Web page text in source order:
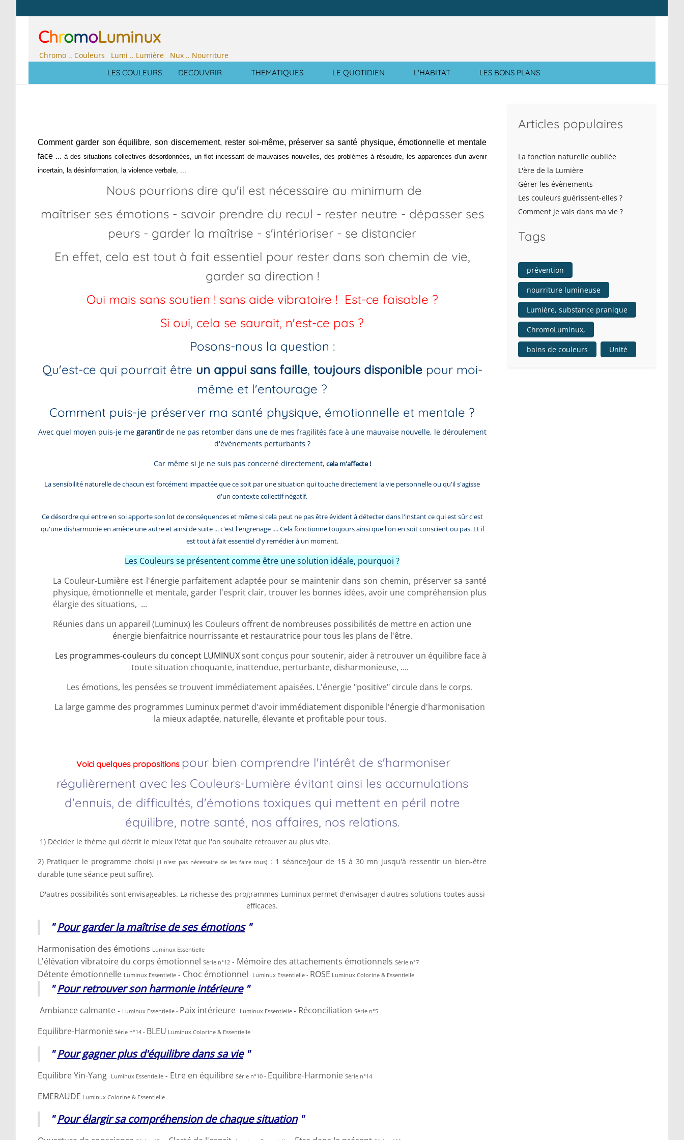
ChromoLuminux
Chromo .. Couleurs Lumi .. Lumière Nux .. Nourriture
LES COULEURS
DECOUVRIR THEMATIQUES LE QUOTIDIEN L'HABITAT LES BONS PLANS
Comment garder son équilibre, son discernement, rester soi-même, préserver sa santé physique, émotionnelle et mentale
face ... à des situations collectives désordonnées, un flot incessant de mauvaises nouvelles, des problèmes à résoudre, les apparences d'un avenir
incertain, la désinformation, la violence verbale, ...
Nous pourrions dire qu'il est nécessaire au minimum de
maîtriser ses émotions - savoir prendre du recul - rester neutre - dépasser ses
peurs - garder la maîtrise - s'intérioriser - se distancier
En effet, cela est tout à fait essentiel pour rester dans son chemin de vie,
garder sa direction !
Oui mais sans soutien ! sans aide vibratoire ! Est-ce faisable ?
Si oui, cela se saurait, n'est-ce pas ?
Posons-nous la question :
Qu'est-ce qui pourrait être un appui sans faille, toujours disponiblepour moi-
même et l'entourage ?
Comment puis-je préserver ma santé physique, émotionnelle et mentale ?
Avec quel moyen puis-je me garantirde ne pas retomber dans une de mes fragilités face à une mauvaise nouvelle, le déroulement
d'évènements perturbants ?
Car même si je ne suis pas concerné directement, cela m'affecte !
La sensibilité naturelle de chacun est forcément impactée que ce soit par une situation qui touche directement la vie personnelle ou qu'il s'agisse
d'un contexte collectif négatif.
Ce désordre qui entre en soi apporte son lot de conséquences et même si cela peut ne pas être évident à détecter dans l'instant ce qui est sûr c'est
qu'une disharmonie en amène une autre et ainsi de suite ... c'est l'engrenage .... Cela fonctionne toujours ainsi que l'on en soit conscient ou pas. Et il
est tout à fait essentiel d'y remédier à un moment.
Les Couleurs se présentent comme être une solution idéale, pourquoi ?
La Couleur-Lumière est l'énergie parfaitement adaptée pour se maintenir dans son chemin, préserver sa santé
physique, émotionnelle et mentale, garder l'esprit clair, trouver les bonnes idées, avoir une compréhension plus
élargie des situations, ...
Réunies dans un appareil (Luminux) les Couleurs offrent de nombreuses possibilités de mettre en action une
énergie bienfaitrice nourrissante et restauratrice pour tous les plans de l'être.
Les programmes-couleurs du concept LUMINUX sont conçus pour soutenir, aider à retrouver un équilibre face à
toute situation choquante, inattendue, perturbante, disharmonieuse, ....
Les émotions, les pensées se trouvent immédiatement apaisées. L'énergie "positive" circule dans le corps.
La large gamme des programmes Luminux permet d'avoir immédiatement disponible l'énergie d'harmonisation
la mieux adaptée, naturelle, élevante et profitable pour tous.
Voici quelques propositions pour bien comprendre l'intérêt de s'harmoniser
régulièrement avec les Couleurs-Lumière évitant ainsi les accumulations
d'ennuis, de difficultés, d'émotions toxiques qui mettent en péril notre
équilibre, notre santé, nos affaires, nos relations.
1) Décider le thème qui décrit le mieux l'état que l'on souhaite retrouver au plus vite.
2) Pratiquer le programme choisi (il n'est pas nécessaire de les faire tous) : 1 séance/jour de 15 à 30 mn jusqu'à ressentir un bien-être
durable (une séance peut suffire).
D'autres possibilités sont envisageables. La richesse des programmes-Luminux permet d'envisager d'autres solutions toutes aussi
efficaces.
"Pour garder la maîtrise de ses émotions"
Harmonisation des émotions Luminux Essentielle
L'élévation vibratoire du corps émotionnel Série n°12 - Mémoire des attachements émotionnels Série n°7
Détente émotionnelle Luminux Essentielle - Choc émotionnel Luminux Essentielle - ROSE Luminux Colorine & Essentielle
"Pour retrouver son harmonie intérieure"
Ambiance calmante - Luminux Essentielle - Paix intérieure Luminux Essentielle - Réconciliation Série n°5
Equilibre-Harmonie Série n°14 - BLEU Luminux Colorine & Essentielle
"Pour gagner plus d'équilibre dans sa vie"
Equilibre Yin-Yang Luminux Essentielle - Etre en équilibre Série n°10 - Equilibre-Harmonie Série n°14
EMERAUDE Luminux Colorine & Essentielle
"Pour élargir sa compréhension de chaque situation"
Articles populaires
La fonction naturelle oubliée
L'ère de la Lumière
Gérer les évènements
Les couleurs guérissent-elles ?
Comment je vais dans ma vie ?
Tags
prévention
nourriture lumineuse
Lumière, substance pranique
ChromoLuminux,
bains de couleurs Unité